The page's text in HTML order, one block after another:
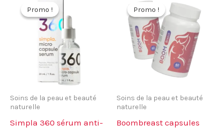
Promo !
Promo !
Soins de la peau et beauté
naturelle
Simpla 360 sérum anti-
Promo !
Promo !
Soins de la peau et beauté
naturelle
Boombreast capsules